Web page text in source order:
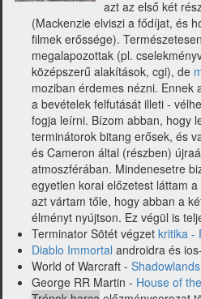
azt az első két
(Mackenzie elviszi a fődíjat, és
filmek erőssége).
megalapozottak (pl.
középszerű alakítások, cgi), de
moziban érdemes nézni. Ennek
a bevételek felfutását illeti -
fogja leírni. Bízom abban, hogy
terminátorok bitang erősek, és
és Cameron által (részben)
atmoszférában. Mindenesetre
egyetlen korai előzetest láttam
azt vártam tőle, hogy abban a
élményt nyújtson. Ez végül is
Terminator Sötét végzet kritika -
Diablo Immortal androidra és
World of Warcraft -
George RR Martin - House of